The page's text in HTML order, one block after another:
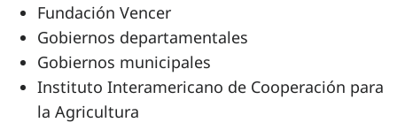
Fundación Vencer
Gobiernos departamentales
Gobiernos municipales
Instituto Interamericano de Cooperación para
la Agricultura